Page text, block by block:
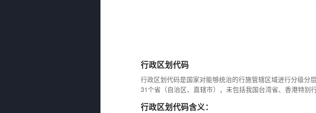
行政区划代码
行政区划代码是国家对能够统治的行施管辖区域进行分级分
31个省（自治区、直辖市），未包括我国台湾省、香港特别
行政区划代码含义：